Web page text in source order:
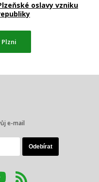
oslavy vzniku
Plzni
e-mail